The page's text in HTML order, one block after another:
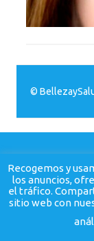
©
Recogemos y
los anuncios,
el tráfico.
sitio web con